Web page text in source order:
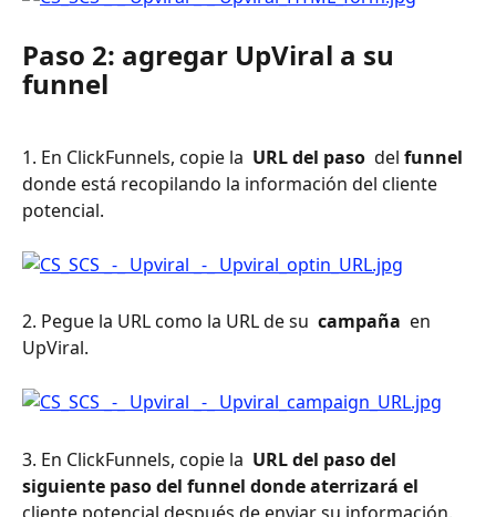
Paso 2: agregar UpViral a su
funnel
1. En ClickFunnels, copie la URL del paso del funnel
donde está recopilando la información del cliente
potencial.
2. Pegue la URL como la URL de su campaña en
UpViral.
3. En ClickFunnels, copie la URL del paso del
siguiente paso del funnel donde aterrizará el